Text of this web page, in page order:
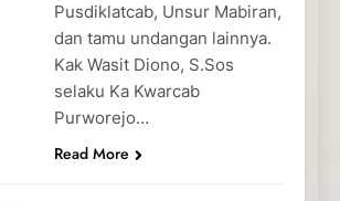
Pusdiklatcab, Unsur Mabiran,
dan tamu undangan lainnya.
Kak Wasit Diono, S.Sos
selaku Ka Kwarcab
Purworejo…
Read More